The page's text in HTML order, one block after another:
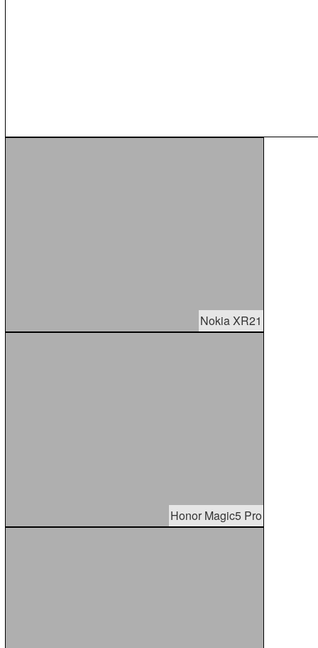
Nokia XR21
Honor Magic5 Pro